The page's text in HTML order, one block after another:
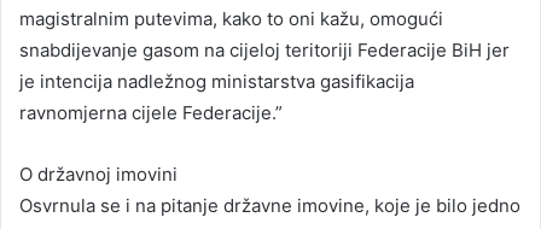
magistralnim putevima, kako to oni kažu, omogući
snabdijevanje gasom na cijeloj teritoriji Federacije BiH jer
je intencija nadležnog ministarstva gasifikacija
ravnomjerna cijele Federacije.”
O državnoj imovini
Osvrnula se i na pitanje državne imovine, koje je bilo jedno